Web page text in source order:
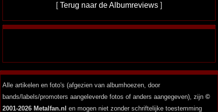
[Terug naar de Albumreviews ]
Alle artikelen en foto's (afgezien van albumhoezen, door
bands/labels/promoters aangeleverde fotos of anders aangegeven), zijn ©
2001-2026 Metalfan.nl en mogen niet zonder schriftelijke toestemming